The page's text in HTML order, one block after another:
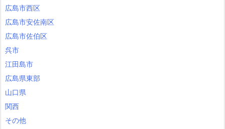
広島市西区
広島市安佐南区
広島市佐伯区
呉市
江田島市
広島県東部
山口県
関西
その他